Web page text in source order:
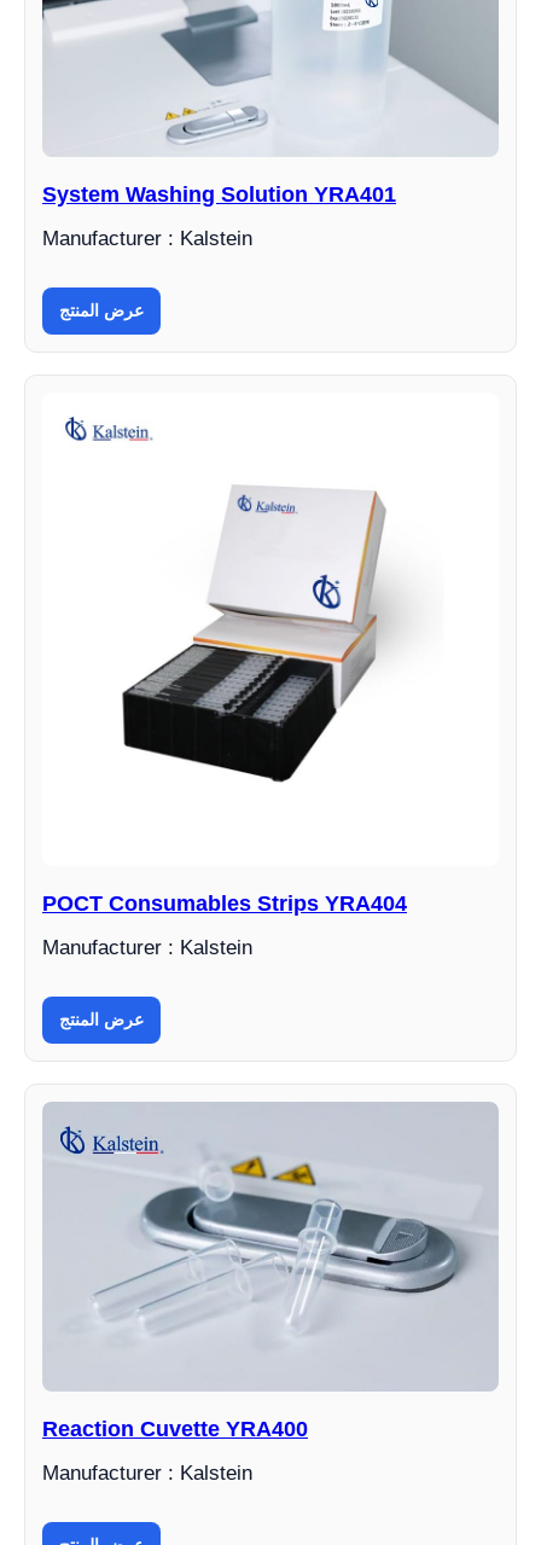
System Washing Solution YRA401
Manufacturer : Kalstein
عرض المنتج
POCT Consumables Strips YRA404
Manufacturer : Kalstein
عرض المنتج
Reaction Cuvette YRA400
Manufacturer : Kalstein